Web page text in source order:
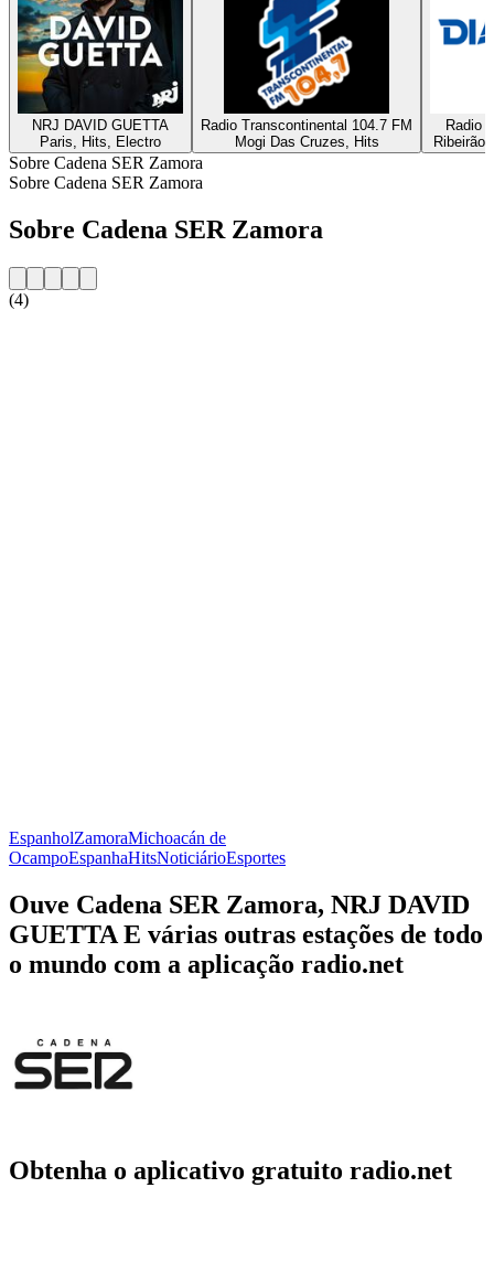
NRJ DAVID GUETTA
Paris, Hits, Electro
Radio Transcontinental 104.7 FM
Mogi Das Cruzes, Hits
Radio
Ribeirão
Sobre Cadena SER Zamora
Sobre Cadena SER Zamora
Sobre Cadena SER Zamora
(4)
EspanholZamoraMichoacán de
OcampoEspanhaHitsNoticiárioEsportes
Ouve Cadena SER Zamora, NRJ DAVID
GUETTA E várias outras estações de todo
o mundo com a aplicação radio.net
Obtenha o aplicativo gratuito radio.net